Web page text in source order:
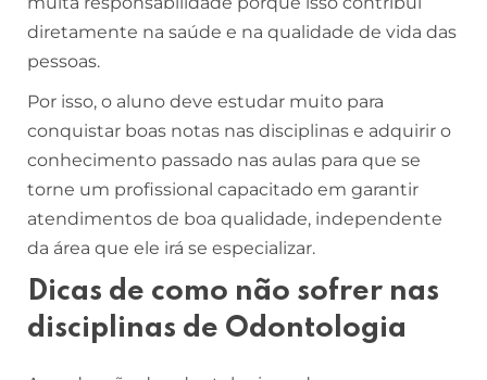
diretamente na saúde e na qualidade de vida das
pessoas.
Por isso, o aluno deve estudar muito para
conquistar boas notas nas disciplinas e adquirir o
conhecimento passado nas aulas para que se
torne um profissional capacitado em garantir
atendimentos de boa qualidade, independente
da área que ele irá se especializar.
Dicas de como não sofrer nas
disciplinas de Odontologia